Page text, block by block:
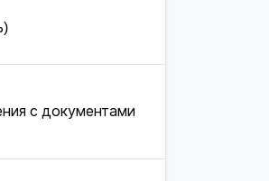
с документами